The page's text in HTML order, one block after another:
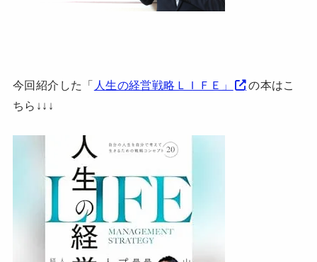
今回紹介した「 人生の経営戦略ＬＩＦＥ」
の本はこ
ちら↓↓↓